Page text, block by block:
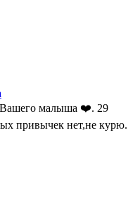
Вашего малыша ❤️. 29
привычек нет,не курю.